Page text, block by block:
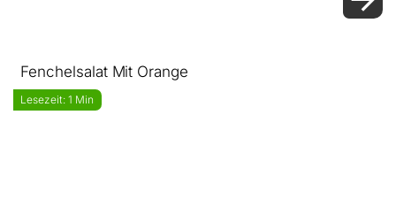
Fenchelsalat Mit Orange
Lesezeit: 1 Min